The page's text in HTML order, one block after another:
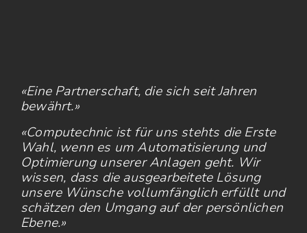
«Eine Partnerschaft, die sich seit Jahren
bewährt.»
«Computechnic ist für uns stehts die Erste
Wahl, wenn es um Automatisierung und
Optimierung unserer Anlagen geht. Wir
wissen, dass die ausgearbeitete Lösung
unsere Wünsche vollumfänglich erfüllt und
schätzen den Umgang auf der persönlichen
Ebene.»